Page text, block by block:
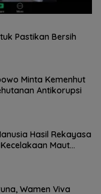
Pastikan Bersih
Minta Kemenhut
Antikorupsi
Hasil Rekayasa
Maut
Wamen Viva